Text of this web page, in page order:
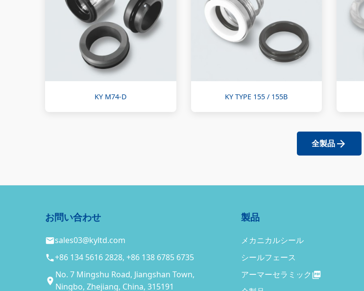
KY M74-D KY TYPE 155 / 155B
全製品
お問い合わせ
sales03@kyltd.com
+86 134 5616 2828, +86 138 6785 6735
No. 7 Mingshu Road, Jiangshan Town,
Ningbo, Zhejiang, China, 315191
製品
メカニカルシール
シールフェース
アーマーセラミック